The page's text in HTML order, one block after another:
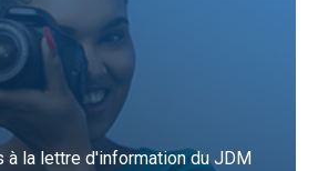
à la lettre d'information du JDM